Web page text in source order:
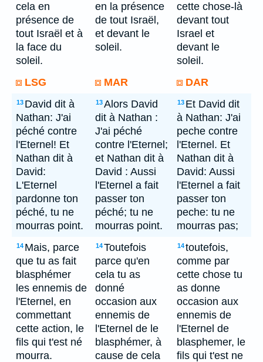
cela en
présence de
tout Israël et à
la face du
soleil.
en la présence
de tout Israël,
et devant le
soleil.
cette chose-là
devant tout
Israel et
devant le
soleil.
LSG
MAR DAR
13 David dit à
Nathan: J'ai
péché contre
l'Eternel! Et
Nathan dit à
David:
L'Eternel
pardonne ton
péché, tu ne
mourras point.
13Alors David
dit à Nathan :
J'ai péché
contre l'Eternel;
et Nathan dit à
David : Aussi
l'Eternel a fait
passer ton
péché; tu ne
mourras point.
13 Et David dit
à Nathan: J'ai
peche contre
l'Eternel. Et
Nathan dit à
David: Aussi
l'Eternel a fait
passer ton
peche: tu ne
mourras pas;
14 Mais, parce
que tu as fait
blasphémer
les ennemis de
l'Eternel, en
commettant
cette action, le
fils qui t'est né
mourra.
14Toutefois
parce qu'en
cela tu as
donné
occasion aux
ennemis de
l'Eternel de le
blasphémer, à
cause de cela
14toutefois,
comme par
cette chose tu
as donne
occasion aux
ennemis de
l'Eternel de
blasphemer, le
fils qui t'est ne